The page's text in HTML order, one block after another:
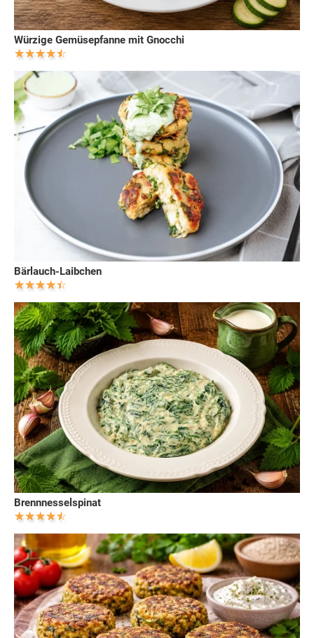
Würzige Gemüsepfanne mit Gnocchi
Bärlauch-Laibchen
Brennnesselspinat